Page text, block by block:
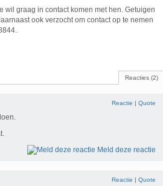
wil graag in contact komen met hen. Getuigen
ook verzocht om contact op te nemen
Reacties (2)
Reactie | Quote
Meld deze reactie
Reactie | Quote